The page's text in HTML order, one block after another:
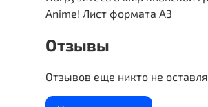
Anime! Лист формата А3
Отзывы
Отзывов еще никто не